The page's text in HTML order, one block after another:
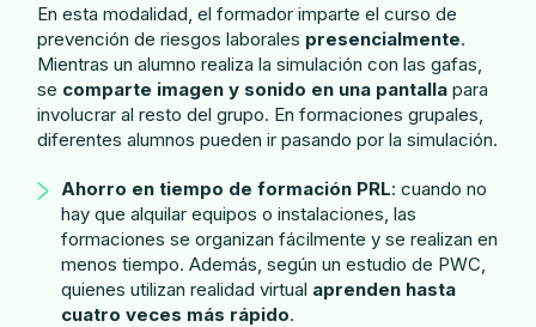
En esta modalidad, el formador imparte el curso de
prevención de riesgos laborales presencialmente.
Mientras un alumno realiza la simulación con las gafas,
se comparte imagen y sonido en una pantalla para
involucrar al resto del grupo. En formaciones grupales,
diferentes alumnos pueden ir pasando por la simulación.
Ahorro en tiempo de formación PRL: cuando no
hay que alquilar equipos o instalaciones, las
formaciones se organizan fácilmente y se realizan en
menos tiempo. Además, según un estudio de PWC,
quienes utilizan realidad virtual aprenden hasta
cuatro veces más rápido.